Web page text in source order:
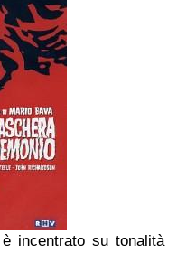
incentrato su tonalità